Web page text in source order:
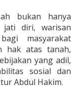
bukan hanya
diri, warisan
masyarakat
hak atas tanah,
yang adil,
sosial dan
Abdul Hakim.